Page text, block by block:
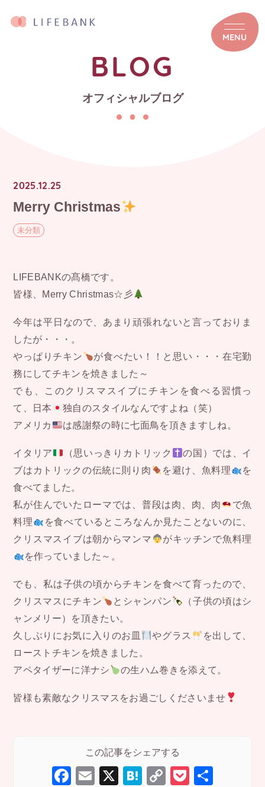
MENU
BLOG
オフィシャルブログ
2025.12.25
Merry Christmas
未分類
LIFEBANKの髙橋です。
皆様、Merry Christmas☆彡
今年は平日なので、あまり頑張れないと言っておりま
したが・・・。
やっぱりチキン
が食べたい！！と思い・・・在宅勤
務にしてチキンを焼きました～
でも、このクリスマスイブにチキンを食べる習慣っ
て、日本
独自のスタイルなんですよね（笑）
アメリカ
は感謝祭の時に七面鳥を頂きますしね。
イタリア （思いっきりカトリック
の国）では、イ
ブはカトリックの伝統に則り肉
を避け、魚料理
を
食べてました。
私が住んでいたローマでは、普段は肉、肉、肉
で魚
料理
を食べているところなんか見たことないのに、
クリスマスイブは朝からマンマ
がキッチンで魚料理
を作っていました～。
でも、私は子供の頃からチキンを食べて育ったので、
クリスマスにチキン
とシャンパン
（子供の頃はシ
ャンメリー）を頂きたい。
久しぶりにお気に入りのお皿
やグラス
を出して、
ローストチキンを焼きました。
アペタイザーに洋ナシ
の生ハム巻きを添えて。
皆様も素敵なクリスマスをお過ごしくださいませ
F
E
X
H
C
P